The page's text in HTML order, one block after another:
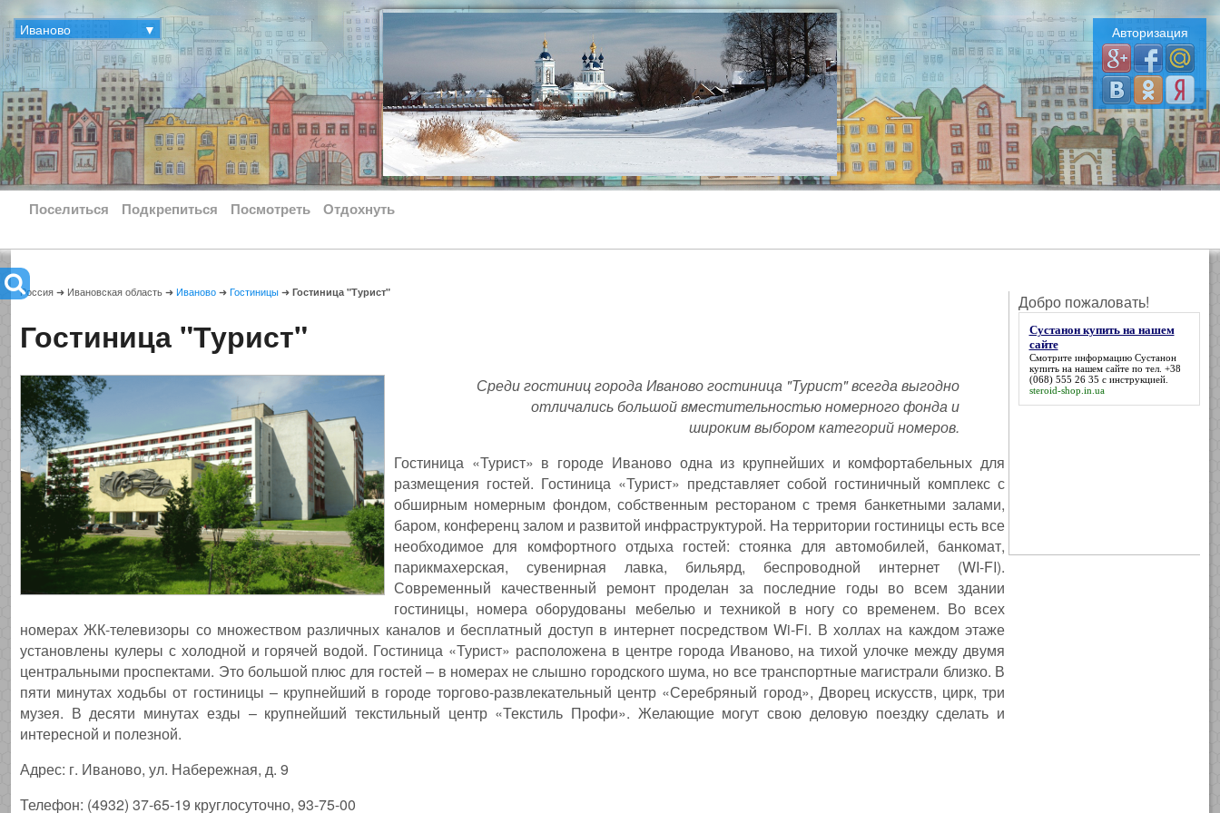
Иваново ▼ Авторизация
Поселиться Подкрепиться Посмотреть Отдохнуть
Добро пожаловать!
Сустанон купить на нашем
сайте
Смотрите информацию Сустанон
купить на нашем сайтепо тел. +38
(068) 555 26 35 с инструкцией.
steroid-shop.in.ua
Россия ➜ Ивановская область ➜ Иваново ➜ Гостиницы ➜ Гостиница "Турист"
Гостиница "Турист"
Среди гостиниц города Иваново гостиница "Турист" всегда выгодно
отличались большой вместительностью номерного фонда и
широким выбором категорий номеров.
Гостиница «Турист» в городе Иваново одна из крупнейших и комфортабельных для
размещения гостей. Гостиница «Турист» представляет собой гостиничный комплекс с
обширным номерным фондом, собственным рестораном с тремя банкетными залами,
баром, конференц залом и развитой инфраструктурой. На территории гостиницы есть все
необходимое для комфортного отдыха гостей: стоянка для автомобилей, банкомат,
парикмахерская, сувенирная лавка, бильярд, беспроводной интернет (WI-FI).
Современный качественный ремонт проделан за последние годы во всем здании
гостиницы, номера оборудованы мебелью и техникой в ногу со временем. Во всех
номерах ЖК-телевизоры со множеством различных каналов и бесплатный доступ в интернет посредством Wi-Fi. В холлах на каждом этаже
установлены кулеры с холодной и горячей водой. Гостиница «Турист» расположена в центре города Иваново, на тихой улочке между двумя
центральными проспектами. Это большой плюс для гостей – в номерах не слышно городского шума, но все транспортные магистрали близко. В
пяти минутах ходьбы от гостиницы – крупнейший в городе торгово-развлекательный центр «Серебряный город», Дворец искусств, цирк, три
музея. В десяти минутах езды – крупнейший текстильный центр «Текстиль Профи». Желающие могут свою деловую поездку сделать и
интересной и полезной.
Адрес: г. Иваново, ул. Набережная, д. 9
Телефон: (4932) 37-65-19 круглосуточно, 93-75-00